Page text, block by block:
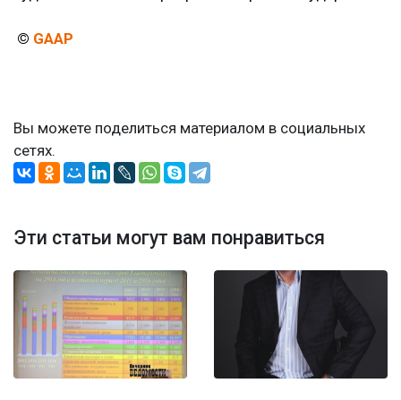
© GAAP
Вы можете поделиться материалом в социальных
сетях.
Эти статьи могут вам понравиться